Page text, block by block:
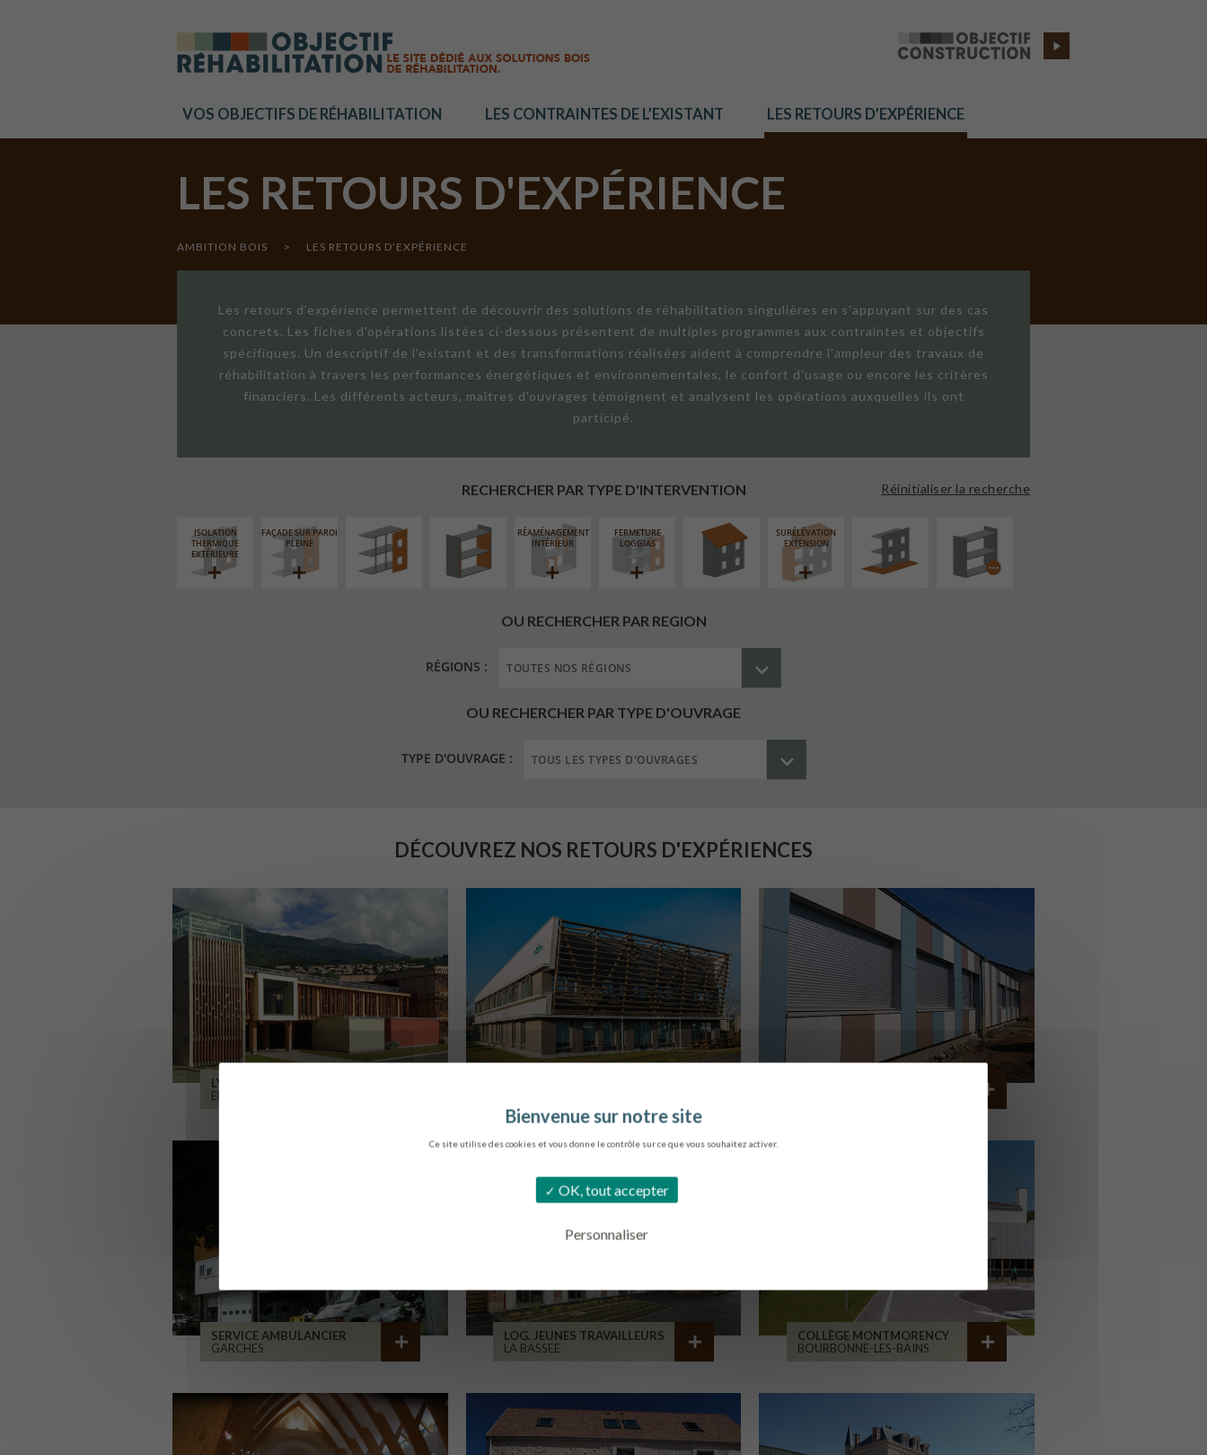
Ce site utilise des cookies et vous donne le contrôle sur ce que vous souhaitez activer.
OK, tout accepter
Personnaliser
VOS OBJECTIFS DE RÉHABILITATION LES CONTRAINTES DE L’EXISTANT LES RETOURS D’EXPÉRIENCE
LES RETOURS D'EXPÉRIENCE
AMBITION BOIS > LES RETOURS D’EXPÉRIENCE
Les retours d'expérience permettent de découvrir des solutions de réhabilitation singulières en s'appuyant sur des cas
concrets. Les fiches d'opérations listées ci-dessous présentent de multiples programmes aux contraintes et objectifs
spécifiques. Un descriptif de l'existant et des transformations réalisées aident à comprendre l'ampleur des travaux de
réhabilitation à travers les performances énergétiques et environnementales, le confort d'usage ou encore les critères
financiers. Les différents acteurs, maîtres d'ouvrages témoignent et analysent les opérations auxquelles ils ont
participé.
RECHERCHER PAR TYPE D'INTERVENTION Réinitialiser la recherche
ISOLATION
THERMIQUE
EXTÉRIEURE
FAÇADE SUR PAROI
PLEINE
INTÉRIEURE
RÉAMÉNAGEMENT
INTÉRIEUR
FERMETURE
LOGGIAS
SURÉLÉVATION
EXTENSION
OU RECHERCHER PAR REGION
RÉGIONS :
OU RECHERCHER PAR TYPE D'OUVRAGE
TYPE D'OUVRAGE :
DÉCOUVREZ NOS RETOURS D'EXPÉRIENCES
LYCÉE ALPES ET DURANCE
EMBRUN
SERVICE AMBULANCIER
GARCHES
LOG. JEUNES TRAVAILLEURS
LA BASSEE
COLLÈGE MONTMORENCY
BOURBONNE-LES-BAINS